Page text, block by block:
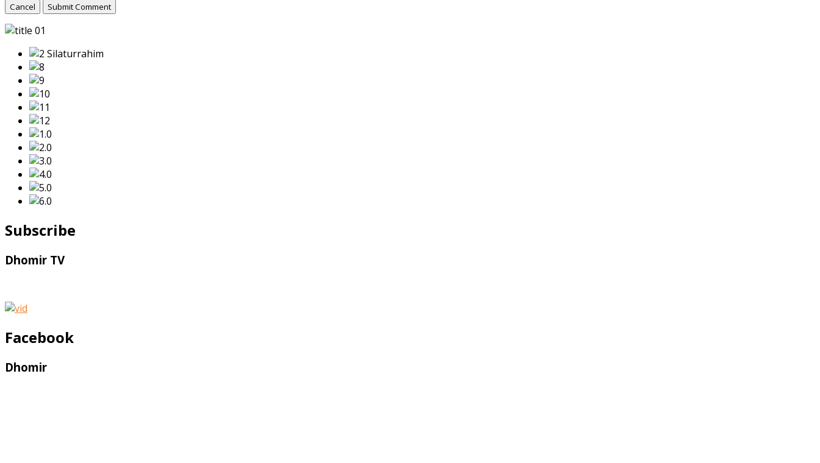
Cancel Submit Comment
Subscribe
Dhomir TV
Facebook
Dhomir